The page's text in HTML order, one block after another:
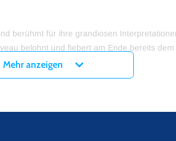
berühmt für ihre grandiosen
belohnt und fiebert am Ende bereits
meldet sich einfach zu unseremNewsletter
Mehr anzeigen